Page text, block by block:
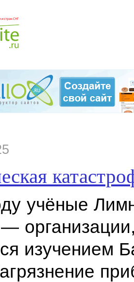
учёные
изучением